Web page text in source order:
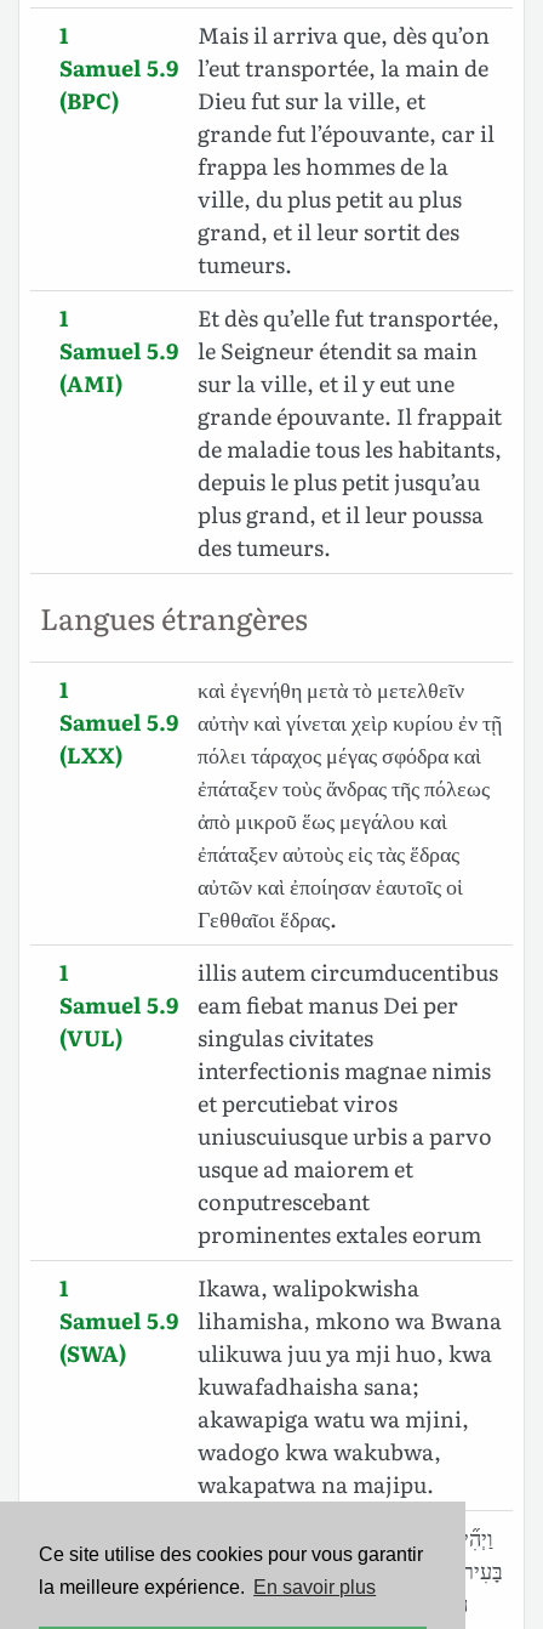
Ce site utilise des cookies pour vous garantir
la meilleure expérience. En savoir plus
1
Samuel 5.9
(BPC)
Mais il arriva que, dès qu’on
l’eut transportée, la main de
Dieu fut sur la ville, et
grande fut l’épouvante, car il
frappa les hommes de la
ville, du plus petit au plus
grand, et il leur sortit des
tumeurs.
1
Samuel 5.9
(AMI)
Et dès qu’elle fut transportée,
le Seigneur étendit sa main
sur la ville, et il y eut une
grande épouvante. Il frappait
de maladie tous les habitants,
depuis le plus petit jusqu’au
plus grand, et il leur poussa
des tumeurs.
Langues étrangères
1
Samuel 5.9
(LXX)
καὶ ἐγενήθη μετὰ τὸ μετελθεῖν
αὐτὴν καὶ γίνεται χεὶρ κυρίου ἐν τῇ
πόλει τάραχος μέγας σφόδρα καὶ
ἐπάταξεν τοὺς ἄνδρας τῆς πόλεως
ἀπὸ μικροῦ ἕως μεγάλου καὶ
ἐπάταξεν αὐτοὺς εἰς τὰς ἕδρας
αὐτῶν καὶ ἐποίησαν ἑαυτοῖς οἱ
Γεθθαῖοι ἕδρας.
1
Samuel 5.9
(VUL)
illis autem circumducentibus
eam fiebat manus Dei per
singulas civitates
interfectionis magnae nimis
et percutiebat viros
uniuscuiusque urbis a parvo
usque ad maiorem et
conputrescebant
prominentes extales eorum
1
Samuel 5.9
(SWA)
Ikawa, walipokwisha
lihamisha, mkono wa Bwana
ulikuwa juu ya mji huo, kwa
kuwafadhaisha sana;
akawapiga watu wa mjini,
wadogo kwa wakubwa,
wakapatwa na majipu.
Samuel 5.9
(BHS)
וַיְהִ֞י אַחֲרֵ֣י׀ הֵסַ֣בּוּ אֹתֹ֗ו וַתְּהִ֨י יַד־יְהוָ֤ה׀
בָּעִיר֙ מְהוּמָה֙ גְּדֹולָ֣ה מְאֹ֔ד וַיַּךְ֙ אֶת־אַנְשֵׁ֣י
הָעִ֔יר מִקָּטֹ֖ן וְעַד־גָּדֹ֑ול וַיִּשָּׂתְר֥וּ לָהֶ֖ם